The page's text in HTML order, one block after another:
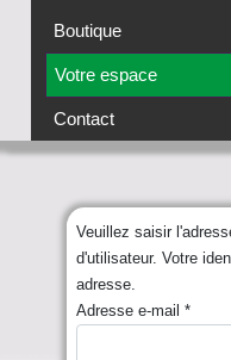
Boutique
Votre espace
Contact
Veuillez saisir
d'utilisateur. Votre
adresse.
Adresse e-mail *